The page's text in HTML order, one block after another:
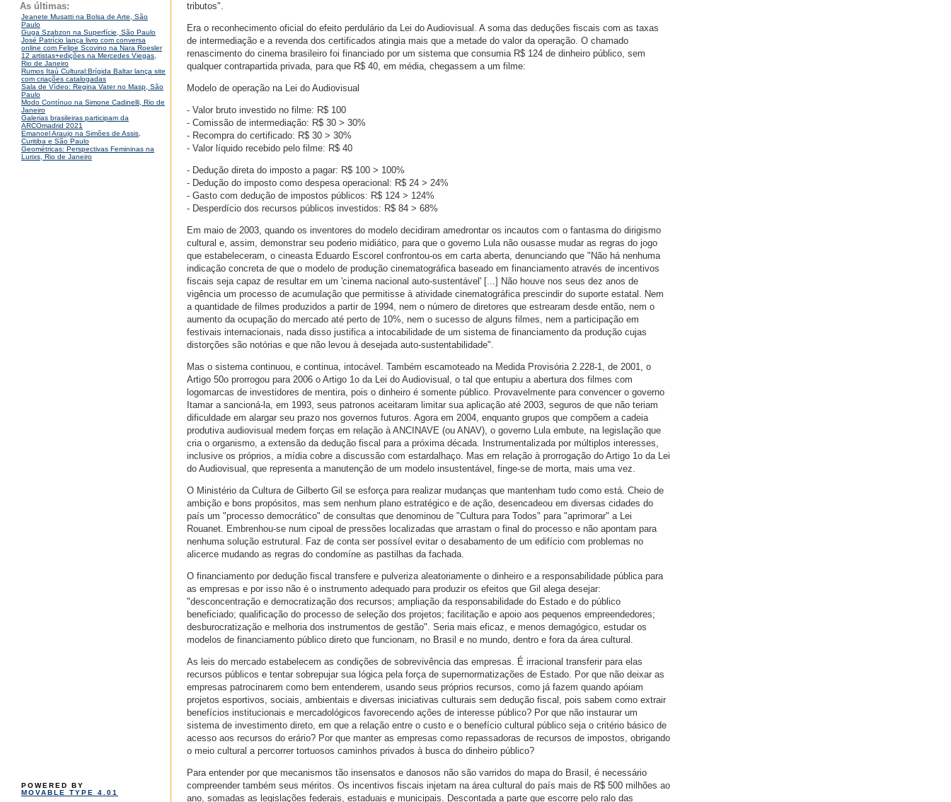
As últimas:
Jeanete Musatti na Bolsa de Arte, São
Paulo
Guga Szabzon na Superfície, São Paulo
José Patrício lança livro com conversa
online com Felipe Scovino na Nara Roesler
12 artistas+edições na Mercedes Viegas,
Rio de Janeiro
Rumos Itaú Cultural:Brígida Baltar lança site
com criações catalogadas
Sala de Vídeo: Regina Vater no Masp, São
Paulo
Modo Contínuo na Simone Cadinelli, Rio de
Janeiro
Galerias brasileiras participam da
ARCOmadrid 2021
Emanoel Araujo na Simões de Assis,
Curitiba e São Paulo
Geométricas: Perspectivas Femininas na
Lurixs, Rio de Janeiro
POWERED BY
MOVABLE TYPE 4.01
tributos".
Era o reconhecimento oficial do efeito perdulário da Lei do Audiovisual. A soma das deduções fiscais com as taxas
de intermediação e a revenda dos certificados atingia mais que a metade do valor da operação. O chamado
renascimento do cinema brasileiro foi financiado por um sistema que consumia R$ 124 de dinheiro público, sem
qualquer contrapartida privada, para que R$ 40, em média, chegassem a um filme:
Modelo de operação na Lei do Audiovisual
- Valor bruto investido no filme: R$ 100
- Comissão de intermediação: R$ 30 > 30%
- Recompra do certificado: R$ 30 > 30%
- Valor líquido recebido pelo filme: R$ 40
- Dedução direta do imposto a pagar: R$ 100 > 100%
- Dedução do imposto como despesa operacional: R$ 24 > 24%
- Gasto com dedução de impostos públicos: R$ 124 > 124%
- Desperdício dos recursos públicos investidos: R$ 84 > 68%
Em maio de 2003, quando os inventores do modelo decidiram amedrontar os incautos com o fantasma do dirigismo
cultural e, assim, demonstrar seu poderio midiático, para que o governo Lula não ousasse mudar as regras do jogo
que estabeleceram, o cineasta Eduardo Escorel confrontou-os em carta aberta, denunciando que "Não há nenhuma
indicação concreta de que o modelo de produção cinematográfica baseado em financiamento através de incentivos
fiscais seja capaz de resultar em um 'cinema nacional auto-sustentável' [...] Não houve nos seus dez anos de
vigência um processo de acumulação que permitisse à atividade cinematográfica prescindir do suporte estatal. Nem
a quantidade de filmes produzidos a partir de 1994, nem o número de diretores que estrearam desde então, nem o
aumento da ocupação do mercado até perto de 10%, nem o sucesso de alguns filmes, nem a participação em
festivais internacionais, nada disso justifica a intocabilidade de um sistema de financiamento da produção cujas
distorções são notórias e que não levou à desejada auto-sustentabilidade".
Mas o sistema continuou, e continua, intocável. Também escamoteado na Medida Provisória 2.228-1, de 2001, o
Artigo 50o prorrogou para 2006 o Artigo 1o da Lei do Audiovisual, o tal que entupiu a abertura dos filmes com
logomarcas de investidores de mentira, pois o dinheiro é somente público. Provavelmente para convencer o governo
Itamar a sancioná-la, em 1993, seus patronos aceitaram limitar sua aplicação até 2003, seguros de que não teriam
dificuldade em alargar seu prazo nos governos futuros. Agora em 2004, enquanto grupos que compõem a cadeia
produtiva audiovisual medem forças em relação à ANCINAVE (ou ANAV), o governo Lula embute, na legislação que
cria o organismo, a extensão da dedução fiscal para a próxima década. Instrumentalizada por múltiplos interesses,
inclusive os próprios, a mídia cobre a discussão com estardalhaço. Mas em relação à prorrogação do Artigo 1o da Lei
do Audiovisual, que representa a manutenção de um modelo insustentável, finge-se de morta, mais uma vez.
O Ministério da Cultura de Gilberto Gil se esforça para realizar mudanças que mantenham tudo como está. Cheio de
ambição e bons propósitos, mas sem nenhum plano estratégico e de ação, desencadeou em diversas cidades do
país um "processo democrático" de consultas que denominou de "Cultura para Todos" para "aprimorar" a Lei
Rouanet. Embrenhou-se num cipoal de pressões localizadas que arrastam o final do processo e não apontam para
nenhuma solução estrutural. Faz de conta ser possível evitar o desabamento de um edifício com problemas no
alicerce mudando as regras do condomíne as pastilhas da fachada.
O financiamento por dedução fiscal transfere e pulveriza aleatoriamente o dinheiro e a responsabilidade pública para
as empresas e por isso não é o instrumento adequado para produzir os efeitos que Gil alega desejar:
"desconcentração e democratização dos recursos; ampliação da responsabilidade do Estado e do público
beneficiado; qualificação do processo de seleção dos projetos; facilitação e apoio aos pequenos empreendedores;
desburocratização e melhoria dos instrumentos de gestão". Seria mais eficaz, e menos demagógico, estudar os
modelos de financiamento público direto que funcionam, no Brasil e no mundo, dentro e fora da área cultural.
As leis do mercado estabelecem as condições de sobrevivência das empresas. É irracional transferir para elas
recursos públicos e tentar sobrepujar sua lógica pela força de supernormatizações de Estado. Por que não deixar as
empresas patrocinarem como bem entenderem, usando seus próprios recursos, como já fazem quando apóiam
projetos esportivos, sociais, ambientais e diversas iniciativas culturais sem dedução fiscal, pois sabem como extrair
benefícios institucionais e mercadológicos favorecendo ações de interesse público? Por que não instaurar um
sistema de investimento direto, em que a relação entre o custo e o benefício cultural público seja o critério básico de
acesso aos recursos do erário? Por que manter as empresas como repassadoras de recursos de impostos, obrigando
o meio cultural a percorrer tortuosos caminhos privados à busca do dinheiro público?
Para entender por que mecanismos tão insensatos e danosos não são varridos do mapa do Brasil, é necessário
compreender também seus méritos. Os incentivos fiscais injetam na área cultural do país mais de R$ 500 milhões ao
ano, somadas as legislações federais, estaduais e municipais. Descontada a parte que escorre pelo ralo das